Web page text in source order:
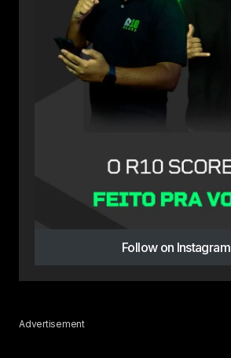
Follow on Instagram
Advertisement